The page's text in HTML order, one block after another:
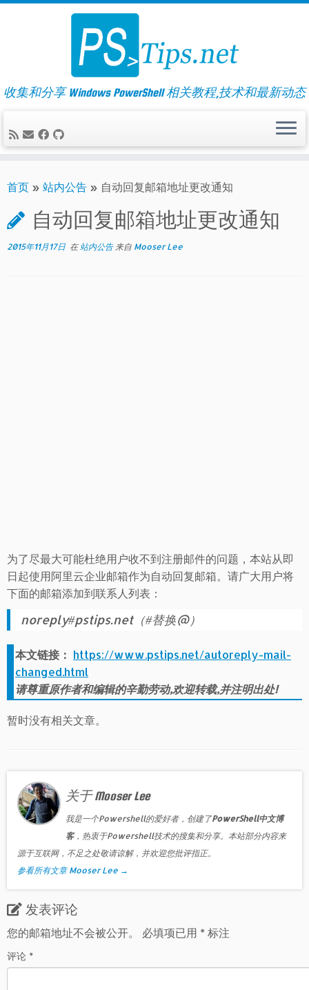
Skip
收集和分享 Windows PowerShell 相关教程,技术和最新动态
首页 » 站内公告 » 自动回复邮箱地址更改通知
自动回复邮箱地址更改通知
2015年11月17日 在站内公告 来自 Mooser Lee
为了尽最大可能杜绝用户收不到注册邮件的问题，本站从即
日起使用阿里云企业邮箱作为自动回复邮箱。请广大用户将
下面的邮箱添加到联系人列表：
noreply#pstips.net（#替换@）
本文链接： https://www.pstips.net/autoreply-mail-
changed.html
请尊重原作者和编辑的辛勤劳动,欢迎转载,并注明出处!
暂时没有相关文章。
关于 Mooser Lee
我是一个Powershell的爱好者，创建了PowerShell中文博
客，热衷于Powershell技术的搜集和分享。本站部分内容来
源于互联网，不足之处敬请谅解，并欢迎您批评指正。
参看所有文章 Mooser Lee →
发表评论
您的邮箱地址不会被公开。
必填项已用 *标注
评论 *